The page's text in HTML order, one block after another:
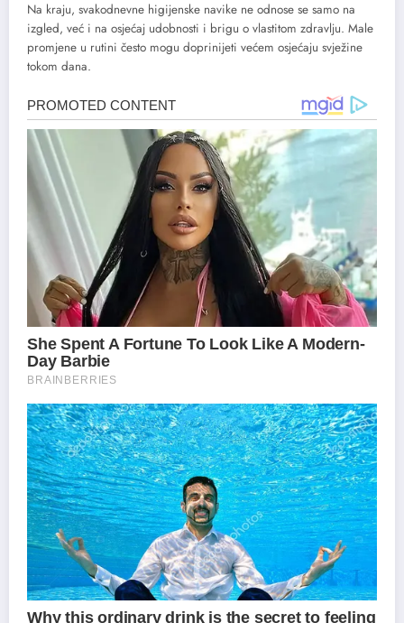
Na kraju, svakodnevne higijenske navike ne odnose se samo na
izgled, već i na osjećaj udobnosti i brigu o vlastitom zdravlju. Male
promjene u rutini često mogu doprinijeti većem osjećaju svježine
tokom dana.